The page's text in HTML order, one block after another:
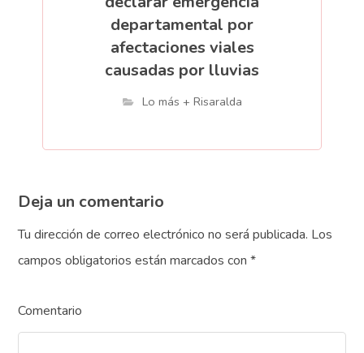
departamental por
afectaciones viales
causadas por lluvias
Lo más + Risaralda
Deja un comentario
Tu dirección de correo electrónico no será publicada. Los
campos obligatorios están marcados con*
Comentario